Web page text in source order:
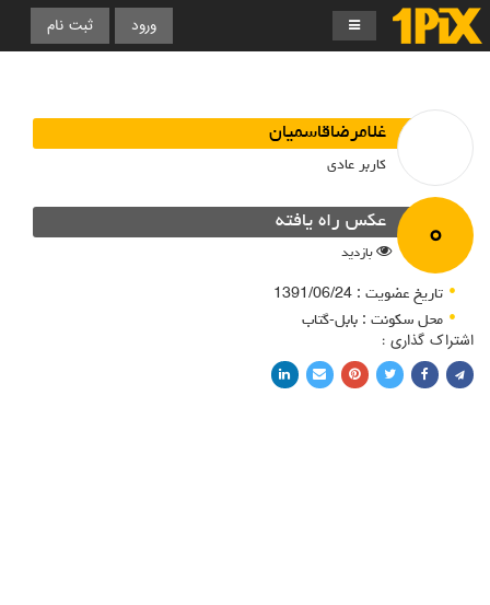
ورود ثبت نام
غلامرضاقاسمیان
کاربر عادی
۰ عکس راه یافته
بازدید
تاریخ عضویت : 1391/06/24
محل سکونت : بابل-گتاب
اشتراک گذاری :
اشتراک با فیسبوکاشتراک در توییتر
پین کردن در پینترست
اشتراک با ایمیلاشتراک با لینکدین